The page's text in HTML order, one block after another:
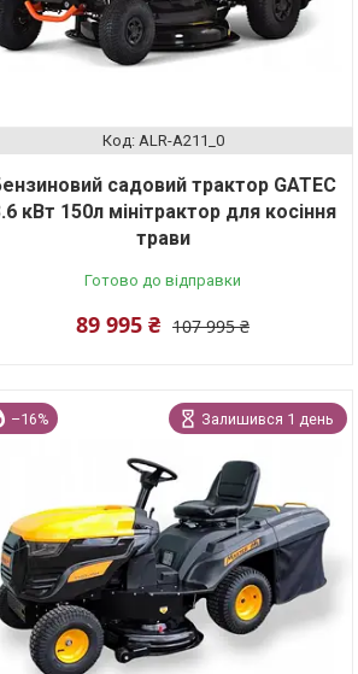
ALR-A211_0
садовий трактор GATEC
кВт 150л мінітрактор для косіння
трави
Готово до відправки
107 995 ₴
89 995 ₴
–16% Залишився 1 день